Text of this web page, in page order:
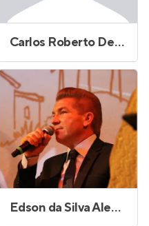
Carlos Roberto Delgdo Dangelo
Edson da Silva Alexandre